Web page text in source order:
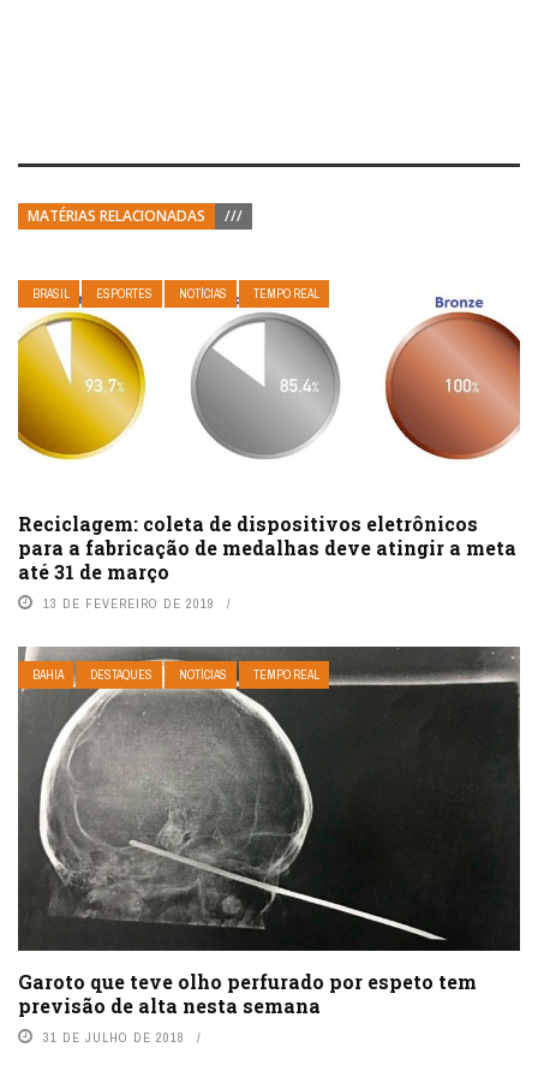
MATÉRIAS RELACIONADAS ///
BRASIL ESPORTES NOTÍCIAS TEMPO REAL
Reciclagem: coleta de dispositivos eletrônicos
para a fabricação de medalhas deve atingir a meta
até 31 de março
13 DE FEVEREIRO DE 2019
BAHIA DESTAQUES NOTÍCIAS TEMPO REAL
Garoto que teve olho perfurado por espeto tem
previsão de alta nesta semana
31 DE JULHO DE 2018